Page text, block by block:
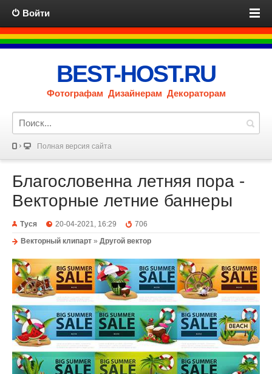
Войти
BEST-HOST.RU
Фотографам Дизайнерам Декораторам
Полная версия сайта
Благословенна летняя пора -
Векторные летние баннеры
Туся 20-04-2021, 16:29
706
Векторный клипарт » Другой вектор